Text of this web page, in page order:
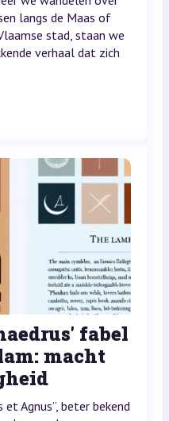
langs de Maas of
stad, staan we
verhaal dat zich
fabel
macht
Agnus”, beter bekend